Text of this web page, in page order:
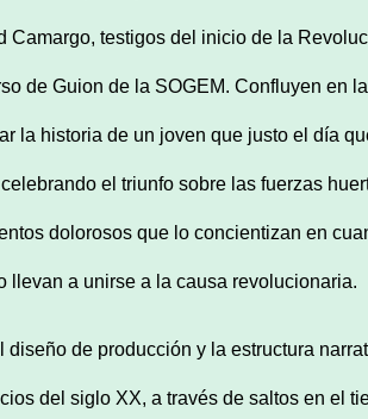
Camargo, testigos del inicio de la
de Guion de la SOGEM. Confluyen en
la historia de un joven que justo el día
el triunfo sobre las fuerzas
dolorosos que lo concientizan en
llevan a unirse a la causa revolucionaria.
diseño de producción y la estructura
del siglo XX, a través de saltos en el